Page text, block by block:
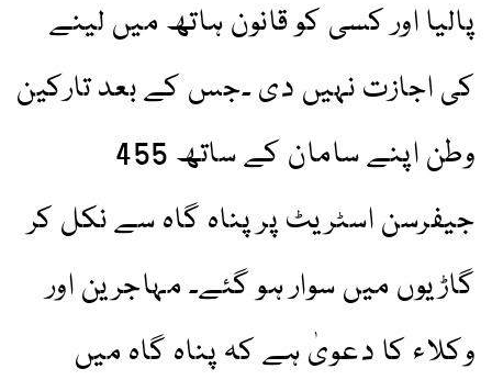
پالیا اور کسی کو قانون ہاتھ میں لینے
کی اجازت نہیں دی ۔جس کے بعد تارکین
وطن اپنے سامان کے ساتھ 455
جیفرسن اسٹریٹ پر پناہ گاہ سے نکل کر
گاڑیوں میں سوار ہو گئے۔ مہاجرین اور
وکلاء کا دعویٰ ہے کہ پناہ گاہ میں